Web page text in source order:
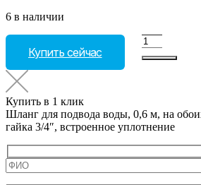
6 в наличии
Купить сейчас
Количество
0,6
м,
обоих
Купить в 1 клик
Шланг для подвода воды, 0,6 м, на
гайка 3/4″, встроенное уплотнение